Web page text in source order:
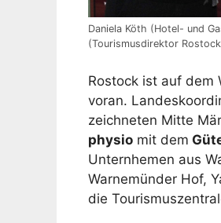
Daniela Köth (Hotel- und
(Tourismusdirektor
Rostock ist auf dem
voran.
zeichneten Mitte
physio mit dem
Unternhemen aus
Warnemünder Hof,
die